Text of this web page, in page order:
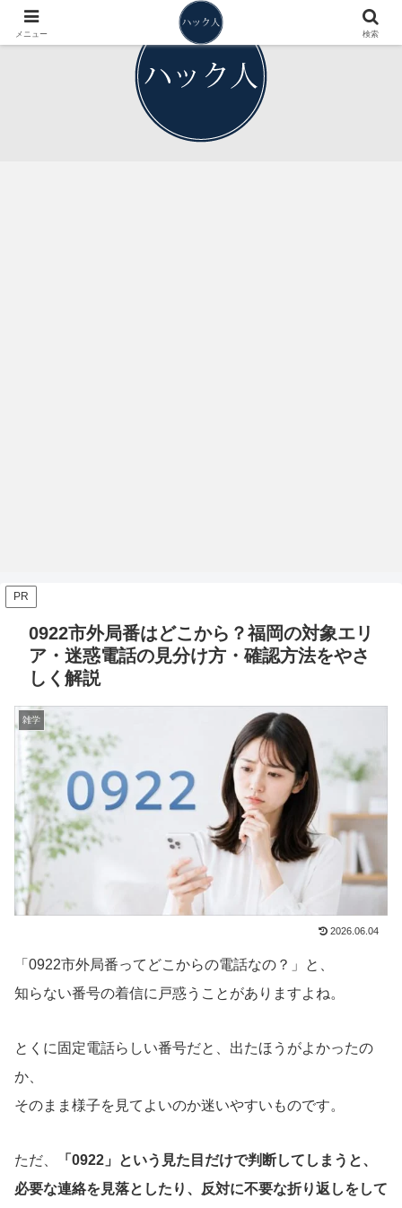
PR
0922市外局番はどこから？福岡の対象エリ
ア・迷惑電話の見分け方・確認方法をやさ
しく解説
雑学
2026.06.04
「0922市外局番ってどこからの電話なの？」と、
知らない番号の着信に戸惑うことがありますよね。
とくに固定電話らしい番号だと、出たほうがよかったの
か、
そのまま様子を見てよいのか迷いやすいものです。
ただ、
「0922」という見た目だけで判断してしまうと、
必要な連絡を見落としたり、反対に不要な折り返しをして
メニュー 検索